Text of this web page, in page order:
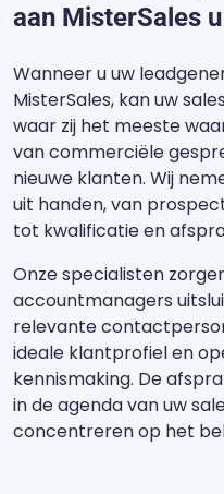
aan MisterSales
Wanneer u uw
MisterSales, kan uw
waar zij het meeste
van commerciële
nieuwe klanten. Wij
uit handen, van
tot kwalificatie en
Onze specialisten
accountmanagers
relevante
ideale klantprofiel en
kennismaking. De
in de agenda van uw
concentreren op het